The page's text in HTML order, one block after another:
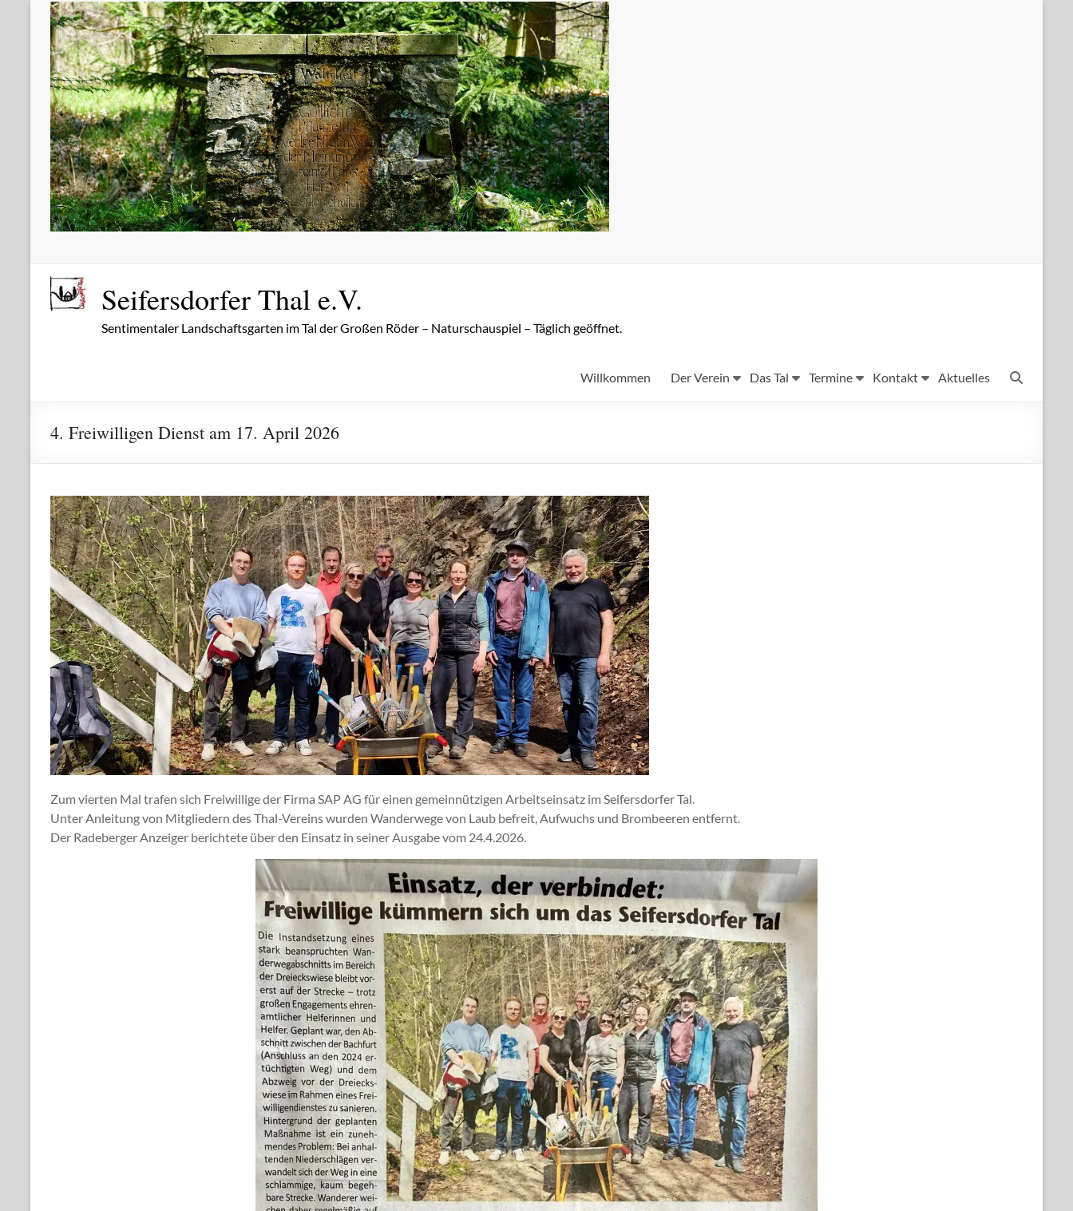
Zum
Inhalt
springen
Seifersdorfer Thal e.V.
Sentimentaler Landschaftsgarten im Tal der Großen Röder – Naturschauspiel – Täglich geöffnet.
Willkommen Der Verein Das Tal Termine Kontakt Aktuelles
4. Freiwilligen Dienst am 17. April 2026
Zum vierten Mal trafen sich Freiwillige der Firma SAP AG für einen gemeinnützigen Arbeitseinsatz im Seifersdorfer Tal.
Unter Anleitung von Mitgliedern des Thal-Vereins wurden Wanderwege von Laub befreit, Aufwuchs und Brombeeren entfernt.
Der Radeberger Anzeiger berichtete über den Einsatz in seiner Ausgabe vom 24.4.2026.